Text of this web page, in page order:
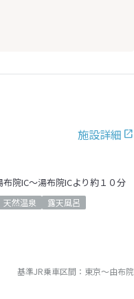
施設詳細
院IC～湯布院ICより約１０分
天然温泉
露天風呂
基準JR乗車区間： 東京～由布院